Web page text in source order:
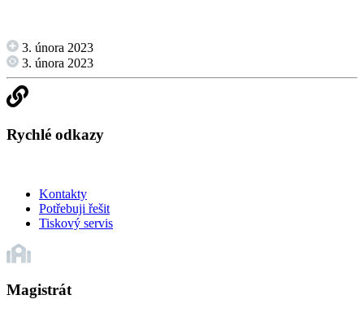
3. února 2023
3. února 2023
Rychlé odkazy
Kontakty
Potřebuji řešit
Tiskový servis
Magistrát